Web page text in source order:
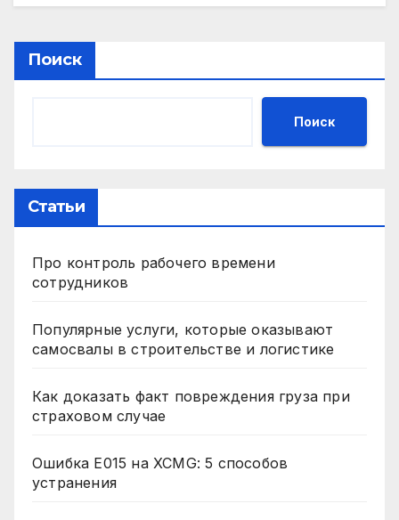
Поиск
Поиск
Статьи
Про контроль рабочего времени
сотрудников
Популярные услуги, которые оказывают
самосвалы в строительстве и логистике
Как доказать факт повреждения груза при
страховом случае
Ошибка E015 на XCMG: 5 способов
устранения